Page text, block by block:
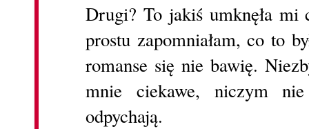
Drugi? To jakiś umknęła
prostu zapomniałam, co to
romanse się nie bawię.
mnie ciekawe, niczym
odpychają.